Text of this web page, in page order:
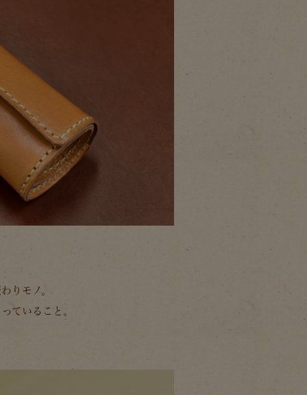
りモノ。
ていること。